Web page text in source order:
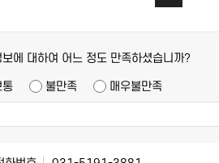
에 대하여 어느 정도 만족하셨습니까?
통 불만족 매우불만족